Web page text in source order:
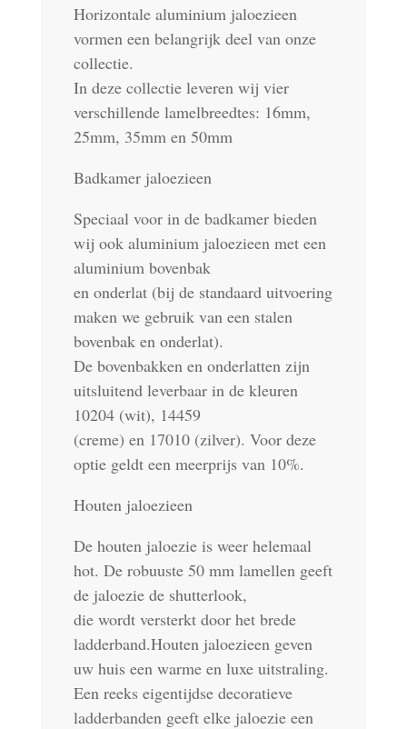
Horizontale aluminium jaloezieen
vormen een belangrijk deel van onze
collectie.
In deze collectie leveren wij vier
verschillende lamelbreedtes: 16mm,
25mm, 35mm en 50mm
Badkamer jaloezieen
Speciaal voor in de badkamer bieden
wij ook aluminium jaloezieen met een
aluminium bovenbak
en onderlat (bij de standaard uitvoering
maken we gebruik van een stalen
bovenbak en onderlat).
De bovenbakken en onderlatten zijn
uitsluitend leverbaar in de kleuren
10204 (wit), 14459
(creme) en 17010 (zilver). Voor deze
optie geldt een meerprijs van 10%.
Houten jaloezieen
De houten jaloezie is weer helemaal
hot. De robuuste 50 mm lamellen geeft
de jaloezie de shutterlook,
die wordt versterkt door het brede
ladderband.Houten jaloezieen geven
uw huis een warme en luxe uitstraling.
Een reeks eigentijdse decoratieve
ladderbanden geeft elke jaloezie een